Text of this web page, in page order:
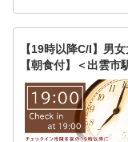
【19時以降C/I】男
【朝食付】＜出雲市